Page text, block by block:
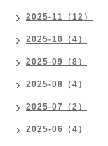
2025-11（12）
2025-10（4）
2025-09（8）
2025-08（4）
2025-07（2）
2025-06（4）